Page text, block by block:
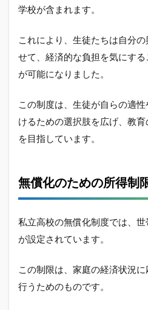
化の
所得
が引
こす
点
2.3
の無
つか
ら？
制限
撤廃
学校が含まれます。
これにより、生徒たちは自分
せて、経済的な負担を気にす
が可能になりました。
この制度は、生徒が自らの適
けるための選択肢を広げ、教
を目指しています。
無償化のための所得制
私立高校の無償化制度では、
が設定されています。
この制限は、家庭の経済状況
行うためのものです。